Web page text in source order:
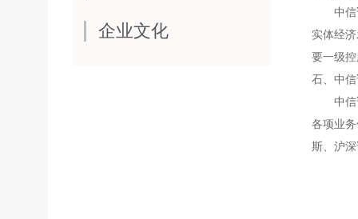
企业文化
中信证
实体经
要一级
石、中
中信证
各项业
斯、沪